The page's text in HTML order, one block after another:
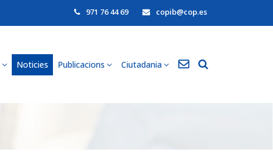
971 76 44 69 copib@cop.es
Noticies Publicacions Ciutadania